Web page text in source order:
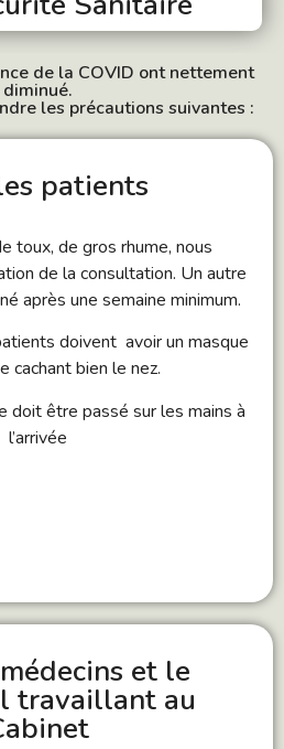
de la COVID ont nettement
diminué.
les précautions suivantes :
patients
toux, de gros rhume, nous
de la consultation. Un autre
après une semaine minimum.
doivent avoir un masque
cachant bien le nez.
doit être passé sur les mains à
l’arrivée
et le
travaillant au